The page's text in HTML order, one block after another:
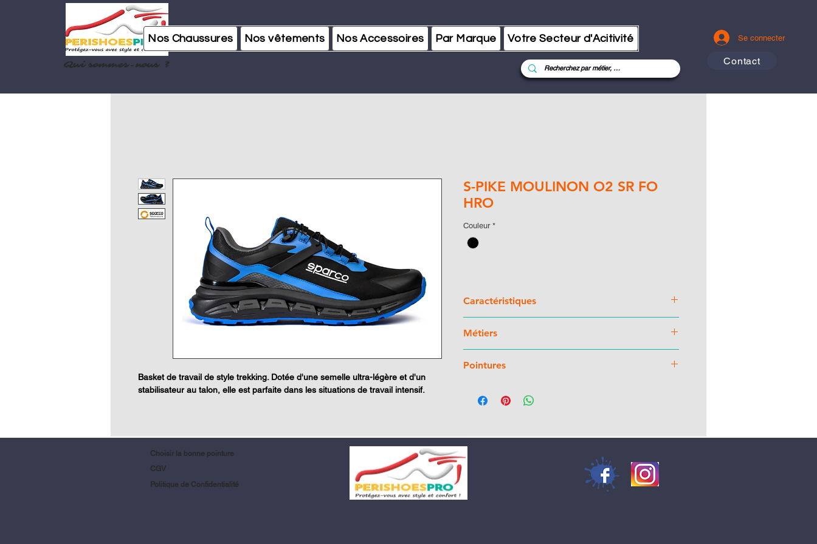
Qui sommes-nous ?
Nos Chaussures Nos vêtements Nos Accessoires Par Marque Votre Secteur d'Acitivité Se connecter
Contact
Basket de travail de style trekking. Dotée d'une semelle ultra-légère et d'un
stabilisateur au talon, elle est parfaite dans les situations de travail intensif.
S-PIKE MOULINON O2 SR FO
HRO
Couleur *
Caractéristiques
Doublure
Semelle de propreté: PHYLON ultra confortable
Semelle de marche
: Caoutchouc nitrile résistant aux
Métiers
Pointures
Choisir la bonne pointure
CGV
Politique de Confidentialité